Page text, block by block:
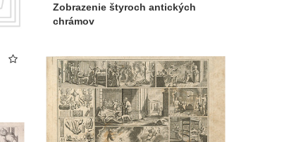
Zobrazenie štyroch antických
chrámov